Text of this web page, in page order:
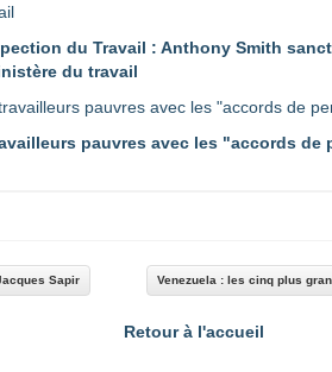
du Travail : Anthony Smith
du travail
pauvres avec les "accords de
Sapir Venezuela : les cinq plus
Retour à l'accueil